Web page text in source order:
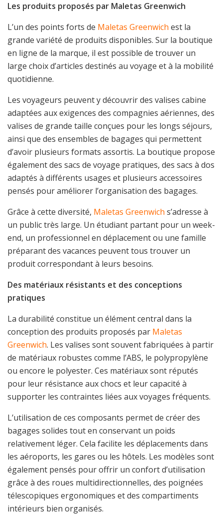
Les produits proposés par Maletas Greenwich
L’un des points forts de Maletas Greenwich est la
grande variété de produits disponibles. Sur la boutique
en ligne de la marque, il est possible de trouver un
large choix d’articles destinés au voyage et à la mobilité
quotidienne.
Les voyageurs peuvent y découvrir des valises cabine
adaptées aux exigences des compagnies aériennes, des
valises de grande taille conçues pour les longs séjours,
ainsi que des ensembles de bagages qui permettent
d’avoir plusieurs formats assortis. La boutique propose
également des sacs de voyage pratiques, des sacs à dos
adaptés à différents usages et plusieurs accessoires
pensés pour améliorer l’organisation des bagages.
Grâce à cette diversité, Maletas Greenwich s’adresse à
un public très large. Un étudiant partant pour un week-
end, un professionnel en déplacement ou une famille
préparant des vacances peuvent tous trouver un
produit correspondant à leurs besoins.
Des matériaux résistants et des conceptions
pratiques
La durabilité constitue un élément central dans la
conception des produits proposés par Maletas
Greenwich. Les valises sont souvent fabriquées à partir
de matériaux robustes comme l’ABS, le polypropylène
ou encore le polyester. Ces matériaux sont réputés
pour leur résistance aux chocs et leur capacité à
supporter les contraintes liées aux voyages fréquents.
L’utilisation de ces composants permet de créer des
bagages solides tout en conservant un poids
relativement léger. Cela facilite les déplacements dans
les aéroports, les gares ou les hôtels. Les modèles sont
également pensés pour offrir un confort d’utilisation
grâce à des roues multidirectionnelles, des poignées
télescopiques ergonomiques et des compartiments
intérieurs bien organisés.